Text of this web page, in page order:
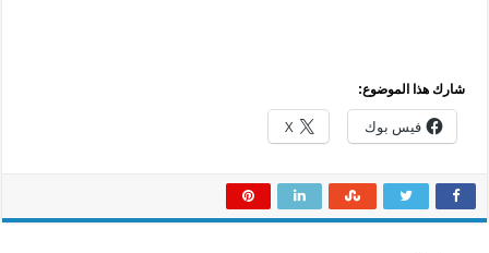
شارك هذا الموضوع:
فيس بوك X